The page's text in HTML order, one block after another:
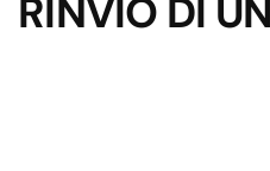
RINVIO DI